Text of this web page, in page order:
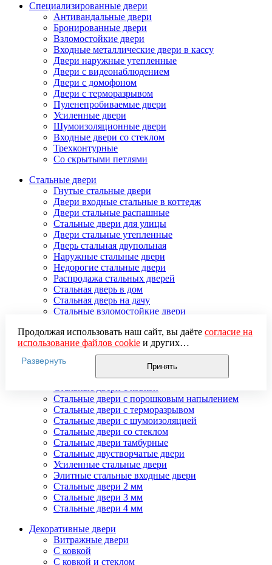
Специализированные двери
Антивандальные двери
Бронированные двери
Взломостойкие двери
Входные металлические двери в кассу
Двери наружные утепленные
Двери с видеонаблюдением
Двери с домофоном
Двери с терморазрывом
Пуленепробиваемые двери
Усиленные двери
Шумоизоляционные двери
Входные двери со стеклом
Трехконтурные
Со скрытыми петлями
Стальные двери
Гнутые стальные двери
Двери входные стальные в коттедж
Двери стальные распашные
Стальные двери для улицы
Двери стальные утепленные
Дверь стальная двупольная
Наружные стальные двери
Недорогие стальные двери
Распродажа стальных дверей
Стальная дверь в дом
Стальная дверь на дачу
Стальные взломостойкие двери
Стальные двери в подъезд
Стальные двери внутреннего открывания
Стальные двери массив
Стальные двери мдф
Стальные двери с зеркалом
Стальные двери с порошковым напылением
Стальные двери с терморазрывом
Стальные двери с шумоизоляцией
Стальные двери со стеклом
Стальные двери тамбурные
Стальные двустворчатые двери
Усиленные стальные двери
Элитные стальные входные двери
Стальные двери 2 мм
Стальные двери 3 мм
Стальные двери 4 мм
Декоративные двери
Витражные двери
С ковкой
С ковкой и стеклом
Продолжая использовать наш сайт, вы даёте согласие на
использование файлов cookieи других
пользовательских данных (включая IP-адрес, сведения о
местоположении, устройстве, действиях на сайте и т. п.)
для функционирования сайта, проведения
использования систем аналитики (например,
Яндекс.Метрика), в соответствии с нашей
обработки персональных данных.
Если вы не хотите, чтобы ваши данные обрабатывались,
настройте ограничения в браузере или покиньте сайт.
Развернуть
Принять